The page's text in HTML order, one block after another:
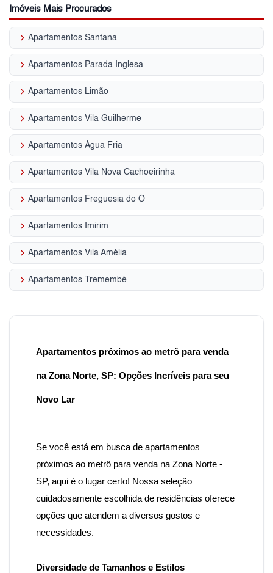
Imóveis Mais Procurados
keyboard_arrow_right Apartamentos Santana
keyboard_arrow_right Apartamentos Parada Inglesa
keyboard_arrow_right Apartamentos Limão
keyboard_arrow_right Apartamentos Vila Guilherme
keyboard_arrow_right Apartamentos Água Fria
keyboard_arrow_right Apartamentos Vila Nova Cachoeirinha
keyboard_arrow_right Apartamentos Freguesia do Ó
keyboard_arrow_right Apartamentos Imirim
keyboard_arrow_right Apartamentos Vila Amélia
keyboard_arrow_right Apartamentos Tremembé
Apartamentos próximos ao metrô para venda
na Zona Norte, SP: Opções Incríveis para seu
Novo Lar
Se você está em busca de apartamentos
próximos ao metrô para venda na Zona Norte -
SP, aqui é o lugar certo! Nossa seleção
cuidadosamente escolhida de residências oferece
opções que atendem a diversos gostos e
necessidades.
Diversidade de Tamanhos e Estilos